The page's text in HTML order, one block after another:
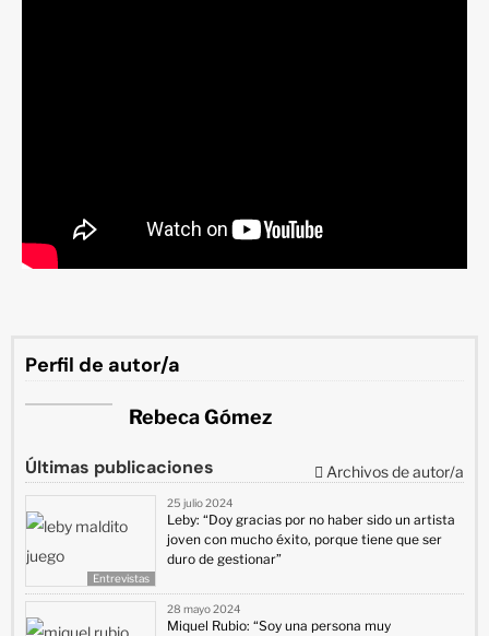
Perfil de autor/a
Rebeca Gómez
Últimas publicaciones Archivos de autor/a
Entrevistas
25 julio 2024
Leby: “Doy gracias por no haber sido un artista
joven con mucho éxito, porque tiene que ser
duro de gestionar”
28 mayo 2024
Miquel Rubio: “Soy una persona muy